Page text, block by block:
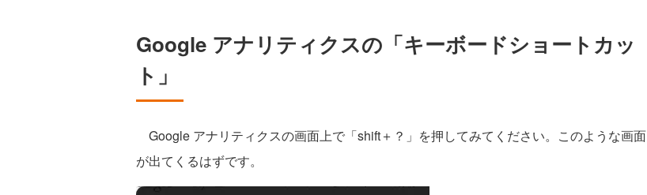
Google アナリティクスの「キーボードショートカッ
ト」
Google アナリティクスの画面上で「shift＋？」を押してみてください。このような画面
が出てくるはずです。